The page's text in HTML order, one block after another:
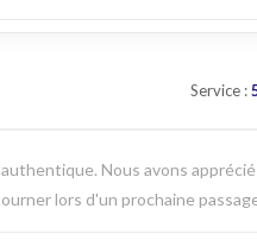
Service:
Nous avons
lors d'un prochaine